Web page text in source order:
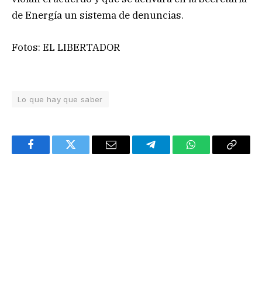
de Energía un sistema de denuncias.
Fotos: EL LIBERTADOR
Lo que hay que saber
FacebookTwitter Email TelegramWhatsAppCopy